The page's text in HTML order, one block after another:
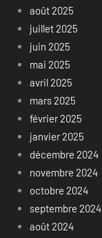
août 2025
juillet 2025
juin 2025
mai 2025
avril 2025
mars 2025
février 2025
janvier 2025
décembre 2024
novembre 2024
octobre 2024
septembre 2024
août 2024